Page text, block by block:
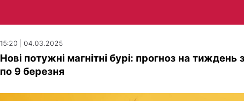
15:20 | 04.03.2025
Нові потужні магнітні бурі: прогноз на тиждень
по 9 березня